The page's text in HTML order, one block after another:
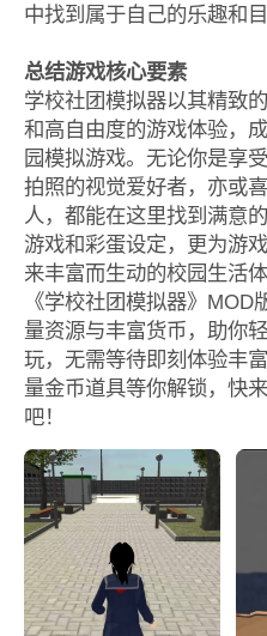
中找到属于自己的乐趣和目
总结游戏核心要素
学校社团模拟器以其精致
和高自由度的游戏体验，
园模拟游戏。无论你是享
拍照的视觉爱好者，亦或
人，都能在这里找到满意
游戏和彩蛋设定，更为游
来丰富而生动的校园生活体
《学校社团模拟器》
量资源与丰富货币，助你
玩，无需等待即刻体验丰
量金币道具等你解锁，快
吧！